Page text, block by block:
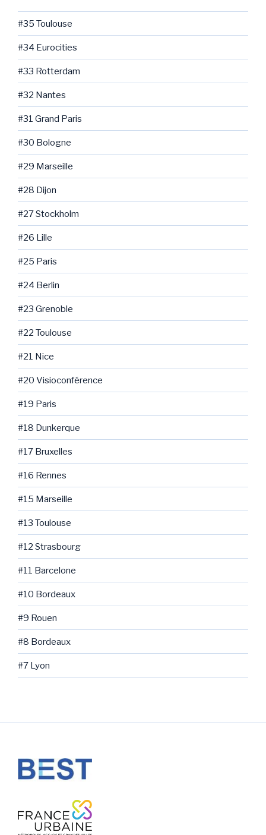
#35 Toulouse
#34 Eurocities
#33 Rotterdam
#32 Nantes
#31 Grand Paris
#30 Bologne
#29 Marseille
#28 Dijon
#27 Stockholm
#26 Lille
#25 Paris
#24 Berlin
#23 Grenoble
#22 Toulouse
#21 Nice
#20 Visioconférence
#19 Paris
#18 Dunkerque
#17 Bruxelles
#16 Rennes
#15 Marseille
#13 Toulouse
#12 Strasbourg
#11 Barcelone
#10 Bordeaux
#9 Rouen
#8 Bordeaux
#7 Lyon